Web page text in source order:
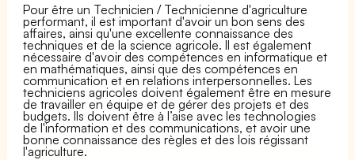
Pour être un Technicien / Technicienne d'agriculture
performant, il est important d'avoir un bon sens des
affaires, ainsi qu'une excellente connaissance des
techniques et de la science agricole. Il est également
nécessaire d'avoir des compétences en informatique et
en mathématiques, ainsi que des compétences en
communication et en relations interpersonnelles. Les
techniciens agricoles doivent également être en mesure
de travailler en équipe et de gérer des projets et des
budgets. Ils doivent être à l’aise avec les technologies
de l'information et des communications, et avoir une
bonne connaissance des règles et des lois régissant
l'agriculture.